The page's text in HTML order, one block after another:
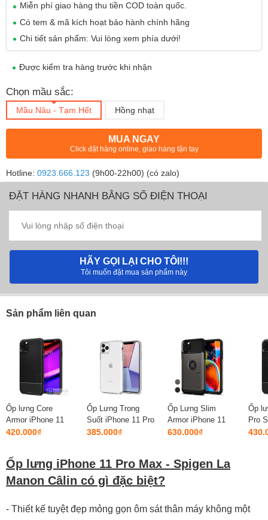
Miễn phí giao hàng thu tiền COD toàn quốc.
Có tem & mã kích hoạt bảo hành chính hãng
Chi tiết sản phẩm: Vui lòng xem phía dưới!
Được kiểm tra hàng trước khi nhận
Chọn mầu sắc:
Mầu Nâu - Tạm Hết Hồng nhạt
MUA NGAY
Click đặt hàng online, giao hàng tận tay
Hotline: 0923.666.123 (9h00-22h00) (có zalo)
ĐẶT HÀNG NHANH BẰNG SỐ ĐIỆN THOẠI
HÃY GỌI LẠI CHO TÔI!!!
Tôi muốn đặt mua sản phẩm này
Sản phẩm liên quan
Ốp lưng Core
Armor iPhone 11
Pro Max - Spigen
420.000₫
Ốp Lưng Trong
Suốt iPhone 11 Pro
Max - Spigen
385.000₫
Ốp Lưng Slim
Armor iPhone 11
Pro Max - Spigen
630.000₫
Ốp
Pro
Ốp lưng iPhone 11 Pro Max - Spigen La
Manon Câlin có gì đặc biệt?
- Thiết kế tuyệt đẹp mỏng gọn ôm sát thân máy không một